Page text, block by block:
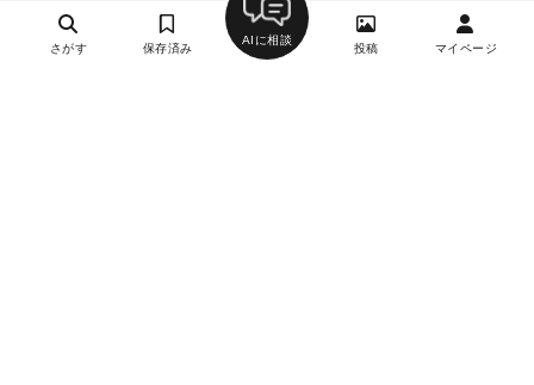
さがす 保存済み
AIに相談
投稿 マイページ